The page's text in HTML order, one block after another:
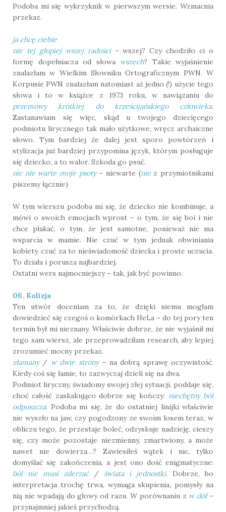
Podoba mi się wykrzyknik w pierwszym wersie. Wzmacnia
przekaz.
ja chcę ciebie
nie tej głupiej wszej radości – wszej? Czy chodziło ci o
formę dopełniacza od słowa wszech? Takie wyjaśnienie
znalazłam w Wielkim Słowniku Ortograficznym PWN. W
Korpusie PWN znalazłam natomiast aż jedno (!) użycie tego
słowa i to w książce z 1973 roku, w nawiązaniu do
przemowy krótkiej do krześcijańskiego człowieka.
Zastanawiam się więc, skąd u twojego dziecięcego
podmiotu lirycznego tak mało użytkowe, wręcz archaiczne
słowo. Tym bardziej że dalej jest sporo powtórzeń i
stylizacja już bardziej przypomina język, którym posługuje
się dziecko, a to walor. Szkoda go psuć.
nic nie warte moje psoty– niewarte (niez przymiotnikami
piszemy łącznie)
W tym wierszu podoba mi się, że dziecko nie kombinuje, a
mówi o swoich emocjach wprost – o tym, że się boi i nie
chce płakać, o tym, że jest samotne, ponieważ nie ma
wsparcia w mamie. Nie czuć w tym jednak obwiniania
kobiety, czuć za to nieświadomość dziecka i proste uczucia.
To działa i porusza najbardziej.
Ostatni wers najmocniejszy – tak, jak być powinno.
06. Kolizja
Ten utwór doceniam za to, że dzięki niemu mogłam
dowiedzieć się czegoś o komórkach HeLa – do tej pory ten
termin był mi nieznany. Właściwie dobrze, że nie wyjaśnił mi
tego sam wiersz, ale przeprowadziłam research, aby lepiej
zrozumieć mocny przekaz.
złamany / w dwie strony– na dobrą sprawę oczywistość.
Kiedy coś się łamie, to zazwyczaj dzieli się na dwa.
Podmiot liryczny, świadomy swojej złej sytuacji, poddaje się,
choć całość zaskakująco dobrze się kończy: niechętny ból
odpuszcza. Podoba mi się, że do ostatniej linijki właściwie
nie wyszło na jaw, czy pogodzony ze swoim losem teraz, w
obliczu tego, że przestaje boleć, odzyskuje nadzieję, cieszy
się, czy może pozostaje niezmienny, zmartwiony, a może
nawet nie dowierza…? Zawiesiłeś wątek i nic, tylko
domyślać się zakończenia, a jest ono dość enigmatyczne:
ból nie musi zderzać/ świata i jednostki. Dobrze, bo
interpretacja trochę trwa, wymaga skupienia, pomysły na
nią nie wpadają do głowy od razu. W porównaniu z w dół –
przynajmniej jakieś przychodzą.